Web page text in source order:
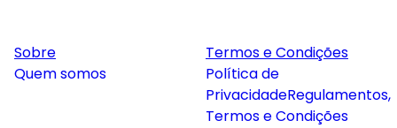
Sobre
Quem somos
Termos e Condições
Política de
PrivacidadeRegulamentos,
Termos e Condições